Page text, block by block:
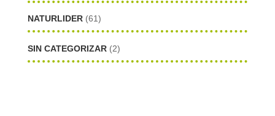
NATURLIDER (61)
SIN CATEGORIZAR (2)